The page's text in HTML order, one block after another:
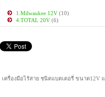
1.Milwaukee 12V (10)
4.TOTAL 20V (6)
เครื่องมือไร้สาย ชนิดแบตเตอรี่ ขนาด12V